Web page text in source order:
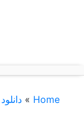
Home
»